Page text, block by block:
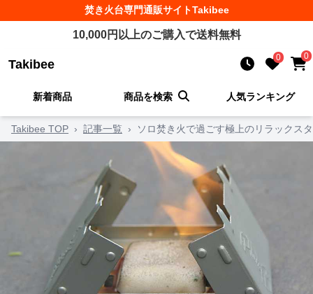
焚き火台専門通販サイトTakibee
10,000円以上のご購入で送料無料
Takibee 0 0
新着商品 商品を検索 人気ランキング
Takibee TOP › 記事一覧 › ソロ焚き火で過ごす極上のリラックス